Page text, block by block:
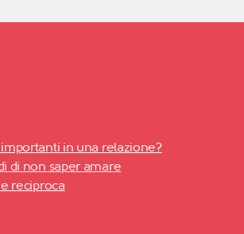
in una relazione?
di non saper amare
reciproca